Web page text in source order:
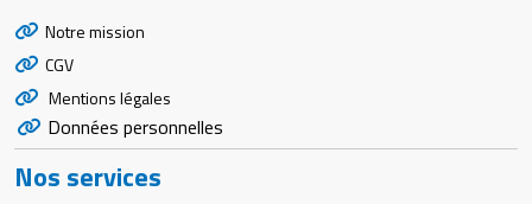
Notre mission
CGV
Mentions légales
Données personnelles
Nos services